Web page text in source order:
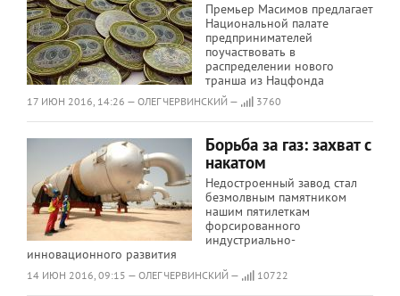
Премьер Масимов предлагает
Национальной палате
предпринимателей
поучаствовать в
распределении нового
транша из Нацфонда
17 ИЮН 2016, 14:26 — ОЛЕГ ЧЕРВИНСКИЙ — 3760
Борьба за газ: захват с
накатом
Недостроенный завод стал
безмолвным памятником
нашим пятилеткам
форсированного
индустриально-
инновационного развития
14 ИЮН 2016, 09:15 — ОЛЕГ ЧЕРВИНСКИЙ — 10722